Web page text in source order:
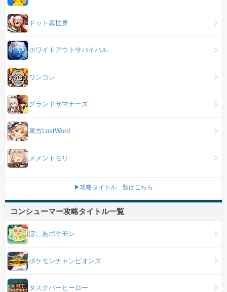
ドット異世界
ホワイトアウトサバイバル
ワンコレ
グランドサマナーズ
東方LostWord
メメントモリ
▶攻略タイトル一覧はこちら
コンシューマー攻略タイトル一覧
ぽこあポケモン
ポケモンチャンピオンズ
タスクバーヒーロー